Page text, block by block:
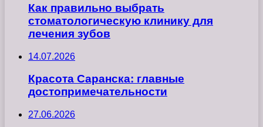
Как правильно выбрать
стоматологическую клинику для
лечения зубов
14.07.2026
Красота Саранска: главные
достопримечательности
27.06.2026